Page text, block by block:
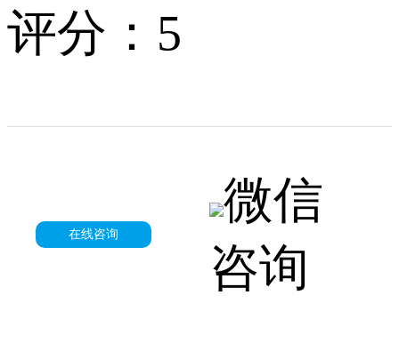
评分：5
在线咨询
微信
咨询